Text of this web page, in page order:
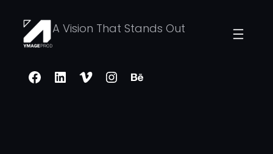
contenu
A Vision That Stands Out
Facebook
LinkedIn
VimeoInstagram
Behance